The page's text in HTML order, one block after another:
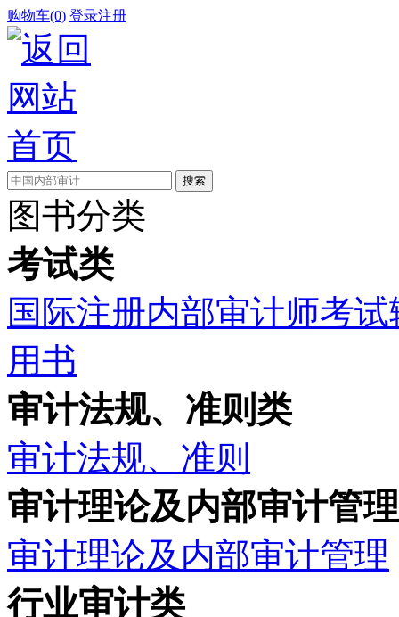
购物车(0) 登录注册
图书分类
考试类
国际注册内部审计师考
用书
审计法规、准则类
审计法规、准则
审计理论及内部审计管
审计理论及内部审计管理
行业审计类